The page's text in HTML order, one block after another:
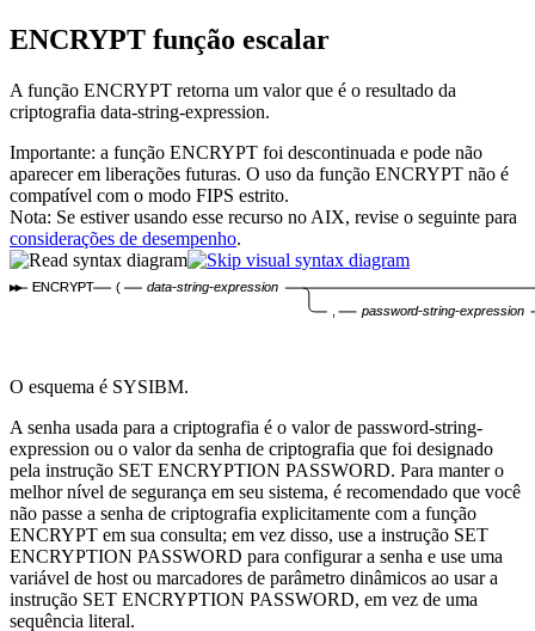
ENCRYPT função escalar
A função ENCRYPT retorna um valor que é o resultado da
criptografia data-string-expression.
Importante: a função ENCRYPT foi descontinuada e pode não
aparecer em liberações futuras. O uso da função ENCRYPT não é
compatível com o modo FIPS estrito.
Nota: Se estiver usando esse recurso no AIX, revise o seguinte para
considerações de desempenho.
ENCRYPT ( data-string-expression
password-string-expression
O esquema é SYSIBM.
A senha usada para a criptografia é o valor de password-string-
expression ou o valor da senha de criptografia que foi designado
pela instrução SET ENCRYPTION PASSWORD. Para manter o
melhor nível de segurança em seu sistema, é recomendado que você
não passe a senha de criptografia explicitamente com a função
ENCRYPT em sua consulta; em vez disso, use a instrução SET
ENCRYPTION PASSWORD para configurar a senha e use uma
variável de host ou marcadores de parâmetro dinâmicos ao usar a
instrução SET ENCRYPTION PASSWORD, em vez de uma
sequência literal.